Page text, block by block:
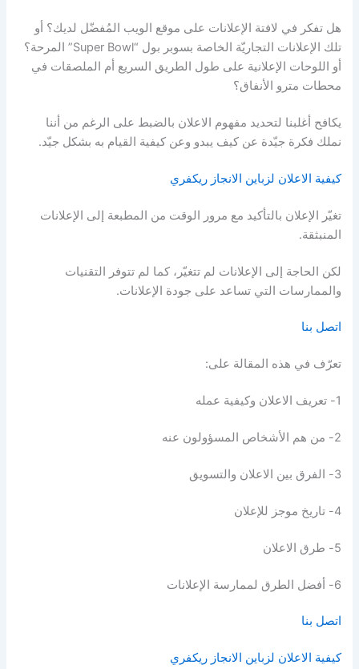
هل تفكر في لافتة الإعلانات على موقع الويب المُفضّل لديك؟ أو
تلك الإعلانات التجاريّة الخاصة بسوبر بول “Super Bowl” المرحة؟
أو اللوحات الإعلانية على طول الطريق السريع أم الملصقات في
محطات مترو الأنفاق؟
يكافح أغلبنا لتحديد مفهوم الاعلان بالضبط على الرغم من أننا
نملك فكرة جيّدة عن كيف يبدو وعن كيفية القيام به بشكل جيّد.
كيفية الاعلان لزباين الانجاز ريكفري
تغيّر الإعلان بالتأكيد مع مرور الوقت من المطبعة إلى الإعلانات
المنبثقة.
لكن الحاجة إلى الإعلانات لم تتغيّر، كما لم تتوفر التقنيات
والممارسات التي تساعد على جودة الإعلانات.
اتصل بنا
تعرّف في هذه المقالة على:
1- تعريف الاعلان وكيفية عمله
2- من هم الأشخاص المسؤولون عنه
3- الفرق بين الاعلان والتسويق
4- تاريخ موجز للإعلان
5- طرق الاعلان
6- أفضل الطرق لممارسة الإعلانات
اتصل بنا
كيفية الاعلان لزباين الانجاز ريكفري